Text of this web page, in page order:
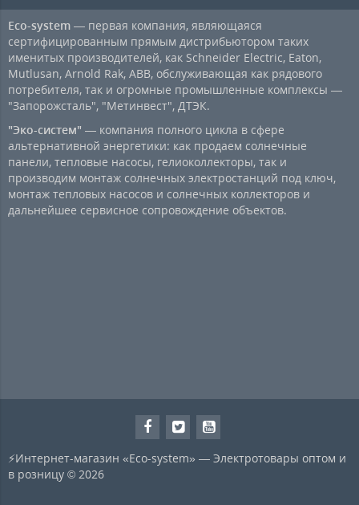
Eco-system — первая компания, являющаяся
сертифицированным прямым дистрибьютором таких
именитых производителей, как Schneider Electric, Eaton,
Mutlusan, Arnold Rak, ABB, обслуживающая как рядового
потребителя, так и огромные промышленные комплексы —
"Запорожсталь", "Метинвест", ДТЭК.
"Эко-систем" — компания полного цикла в сфере
альтернативной энергетики: как продаем солнечные
панели, тепловые насосы, гелиоколлекторы, так и
производим монтаж солнечных электростанций под ключ,
монтаж тепловых насосов и солнечных коллекторов и
дальнейшее сервисное сопровождение объектов.
⚡Интернет-магазин «Eco-system» — Электротовары оптом и
в розницу © 2026